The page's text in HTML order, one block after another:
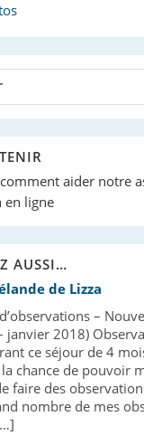
aider notre
en ligne
AUSSI…
de Lizza
–
janvier 2018)
ce séjour de 4
la chance de pouvoir
faire des
nombre de mes